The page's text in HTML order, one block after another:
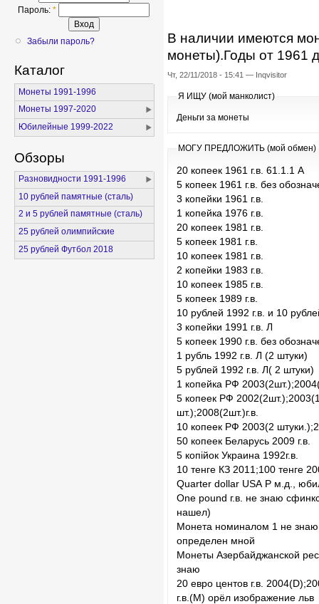
Пароль: *
Забыли пароль?
Каталог
Монеты 1991-1996
Монеты 1997-2020
Юбилейные 1999-2022
Обзоры
Разновидности 1991-1996
10 рублей памятные (сталь)
2 и 5 рублей памятные (сталь)
25 рублей олимпийские
25 рублей Футбол 2018
В наличии имеются
монеты).Годы от 1961
Чт, 22/11/2018 - 15:41 — Inqvisitor
Я ИЩУ (мой манколист)
Деньги за монеты
МОГУ ПРЕДЛОЖИТЬ (мой обмен)
20 копеек 1961 г.в. 61.1.1 А
5 копеек 1961 г.в. без
3 копейки 1961 г.в.
1 копейка 1976 г.в.
20 копеек 1981 г.в.
5 копеек 1981 г.в.
10 копеек 1981 г.в.
2 копейки 1983 г.в.
10 копеек 1985 г.в.
5 копеек 1989 г.в.
10 рублей 1992 г.в. и 10
3 копейки 1991 г.в. Л
5 копеек 1990 г.в. без
1 рубль 1992 г.в. Л (2 штуки)
5 рублей 1992 г.в. Л( 2 штуки)
1 копейка РФ
5 копеек РФ
шт.);2008(2шт.)г.в.
10 копеек РФ 2003(2
50 копеек Беларусь 2009 г.в.
5 копiйок Украина 1992г.в.
10 тенге КЗ 2011;100 тенге
Quarter dollar USA P м.д.,
One pound г.в. не знаю
нашел)
Монета номиналом 1 не знаю
определен мной
Монеты Азербайджанской
знаю
20 евро центов г.в.
г.в.(M) орёл изображение льв